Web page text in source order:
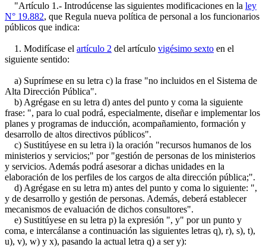
"Artículo 1.- Introdúcense las siguientes modificaciones en la ley
N° 19.882, que Regula nueva política de personal a los funcionarios
públicos que indica:
1. Modifícase el artículo 2 del artículo vigésimo sexto en el
siguiente sentido:
a) Suprímese en su letra c) la frase "no incluidos en el Sistema de
Alta Dirección Pública".
b) Agrégase en su letra d) antes del punto y coma la siguiente
frase: ", para lo cual podrá, especialmente, diseñar e implementar los
planes y programas de inducción, acompañamiento, formación y
desarrollo de altos directivos públicos".
c) Sustitúyese en su letra i) la oración "recursos humanos de los
ministerios y servicios;" por "gestión de personas de los ministerios
y servicios. Además podrá asesorar a dichas unidades en la
elaboración de los perfiles de los cargos de alta dirección pública;".
d) Agrégase en su letra m) antes del punto y coma lo siguiente: ",
y de desarrollo y gestión de personas. Además, deberá establecer
mecanismos de evaluación de dichos consultores".
e) Sustitúyese en su letra p) la expresión ", y" por un punto y
coma, e intercálanse a continuación las siguientes letras q), r), s), t),
u), v), w) y x), pasando la actual letra q) a ser y):